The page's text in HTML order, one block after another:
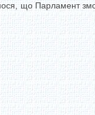
що Парламент